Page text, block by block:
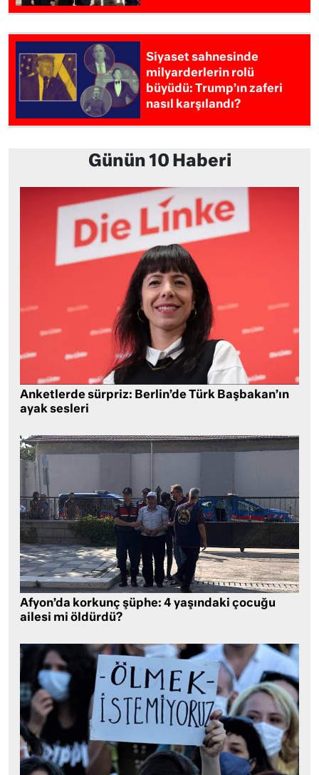
Siyaset sahnesinde
milyarderlerin rolü
büyüdü: Trump’ın zaferi
nasıl karşılandı?
Günün 10 Haberi
Anketlerde sürpriz: Berlin’de Türk Başbakan’ın
ayak sesleri
Afyon’da korkunç şüphe: 4 yaşındaki çocuğu
ailesi mi öldürdü?